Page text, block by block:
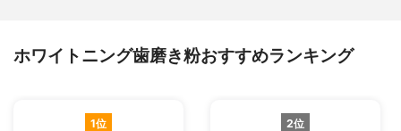
ホワイトニング歯磨き粉おすすめランキング
1位 2位